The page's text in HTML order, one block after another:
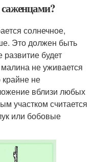
солнечное,
Это должен быть
будет
не уживается
крайне не
вблизи любых
участком считается
или бобовые